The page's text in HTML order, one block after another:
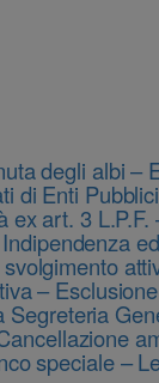
degli albi –
di Enti
ex art. 3
–
Segreteria
speciale –